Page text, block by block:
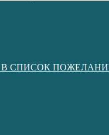
В СПИСОК